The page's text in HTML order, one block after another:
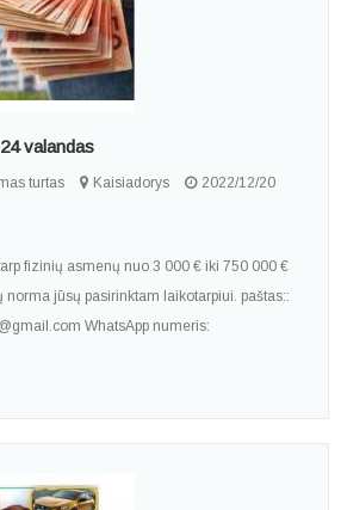
valandas
turtas Kaisiadorys 2022/12/20
fizinių asmenų nuo 3 000 € iki 750 000 €
norma jūsų pasirinktam laikotarpiui. paštas::
WhatsApp numeris: